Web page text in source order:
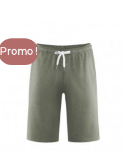
Promo !